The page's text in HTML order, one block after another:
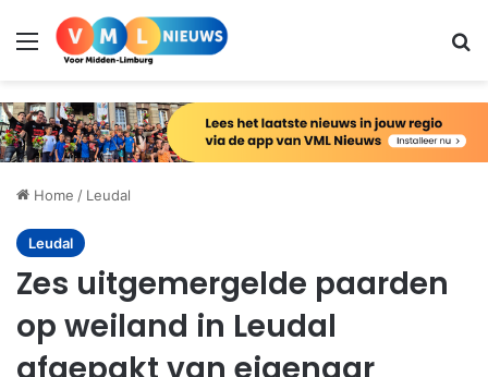
Menu
Home / Leudal
Leudal
Zes uitgemergelde paarden
op weiland in Leudal